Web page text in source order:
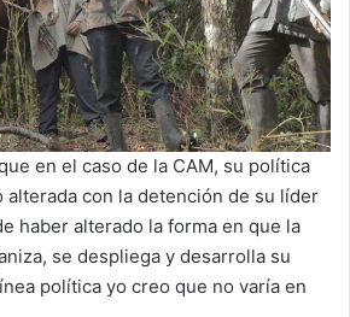
en el caso de la CAM, su política
alterada con la detención de su líder
haber alterado la forma en que la
se despliega y desarrolla su
política yo creo que no varía en